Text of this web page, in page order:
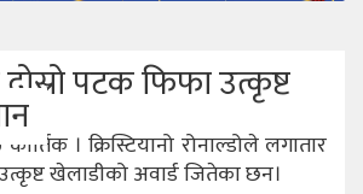
पटक फिफा उत्कृष्ट
। क्रिस्टियानो रोनाल्डोले लगातार
खेलाडीको अवार्ड जितेका छन।